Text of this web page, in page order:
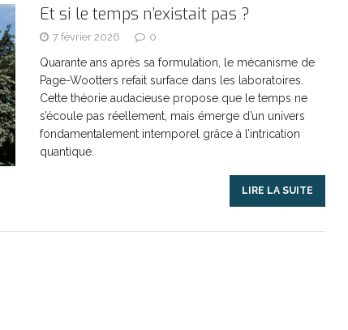
ARTICLES RÉÇENTS
Et si le temps n’existait pas ? ARTICLES RÉÇENTS
Le régime méditerranéen : un bouclier contre
Énergie solaire : l’Afrique passe de la pénurie à
Et si le temps n’existait pas ?
7 février 2026 0
Quarante ans après sa formulation, le mécanisme de
Page-Wootters refait surface dans les laboratoires.
Cette théorie audacieuse propose que le temps ne
s’écoule pas réellement, mais émerge d’un univers
fondamentalement intemporel grâce à l’intrication
quantique.
LIRE LA SUITE